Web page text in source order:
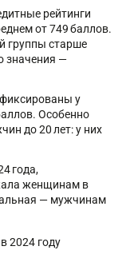
рейтинги
от 749 баллов.
группы старше
значения —
у
Особенно
до 20 лет: у них
года,
женщинам в
— мужчинам
2024 году